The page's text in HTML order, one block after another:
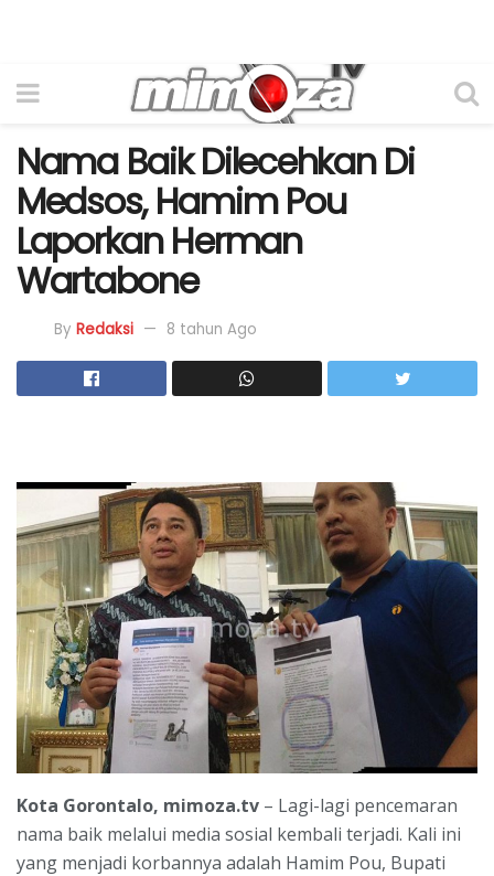
Nama Baik Dilecehkan Di
Medsos, Hamim Pou
Laporkan Herman
Wartabone
By Redaksi 8 tahun Ago
Kota Gorontalo, mimoza.tv – Lagi-lagi pencemaran
nama baik melalui media sosial kembali terjadi. Kali ini
yang menjadi korbannya adalah Hamim Pou, Bupati